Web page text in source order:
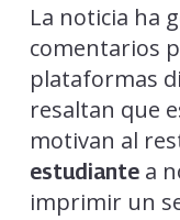
La noticia ha
comentarios
plataformas
resaltan que
motivan al
estudiantea
imprimir un